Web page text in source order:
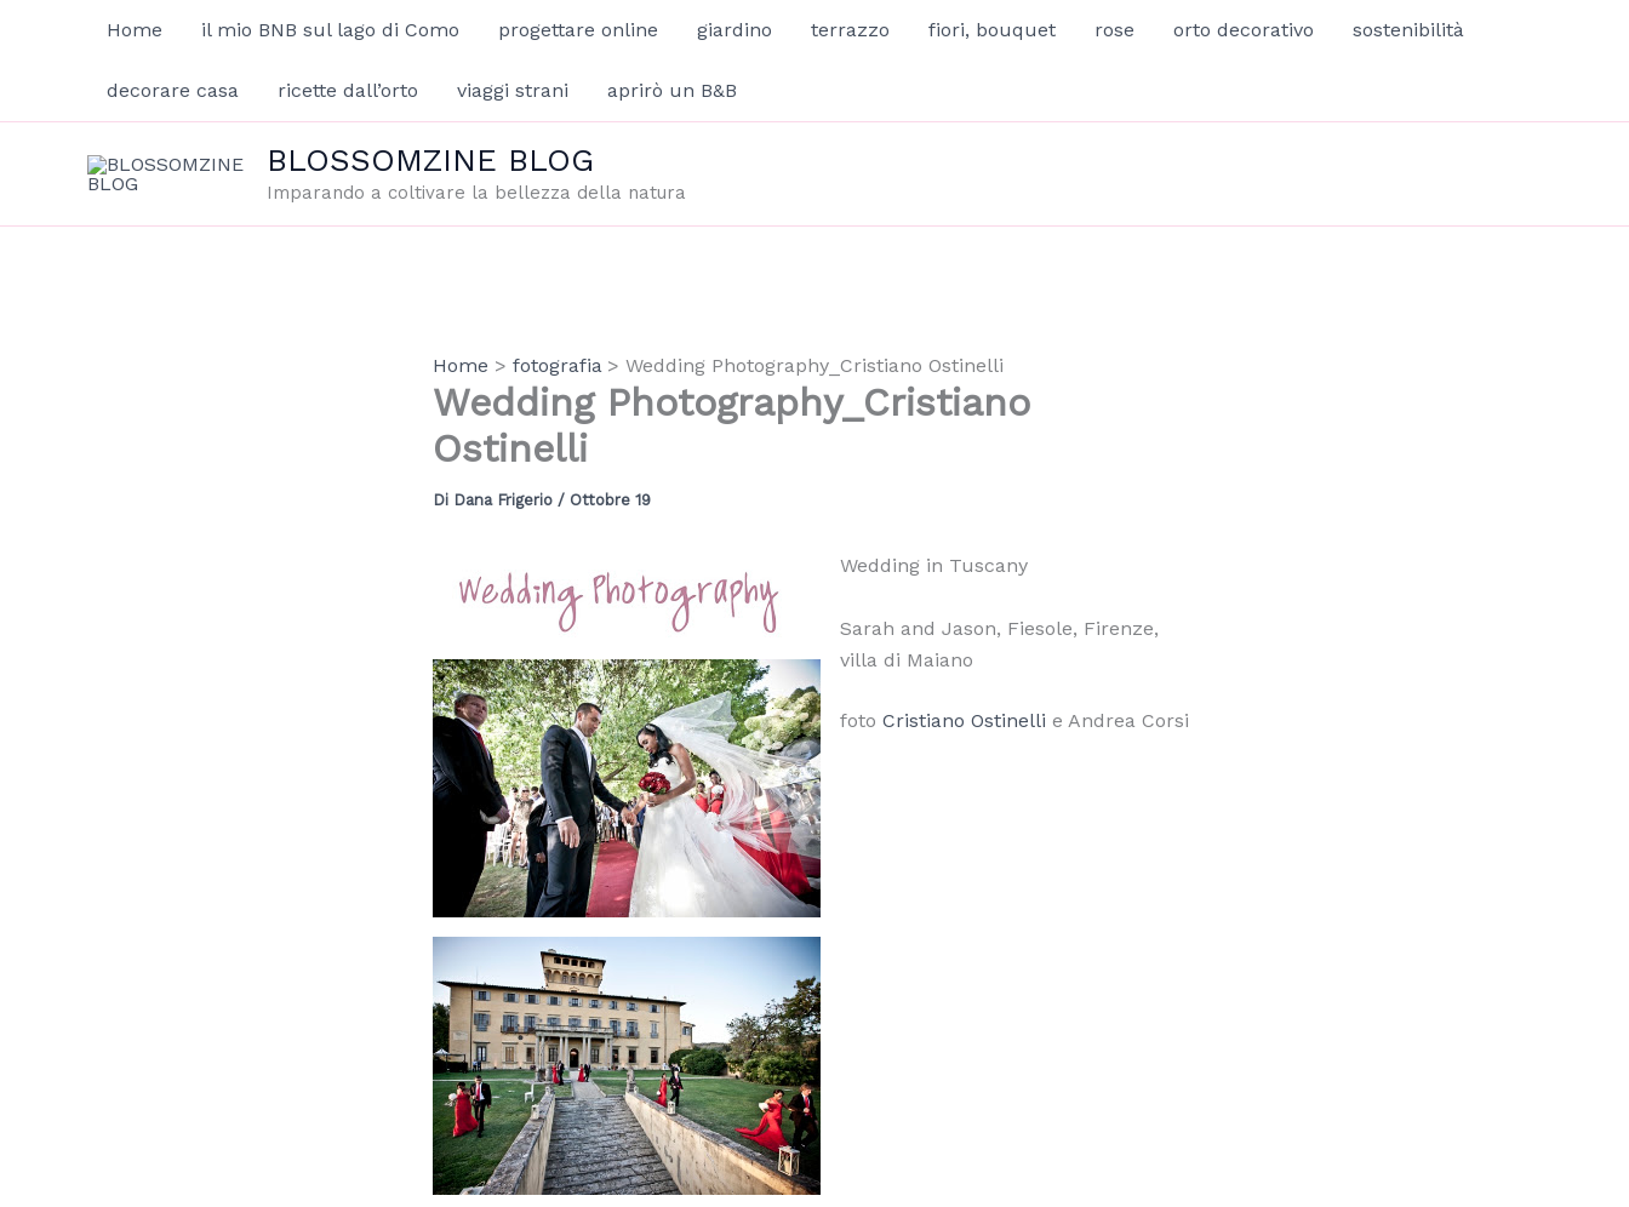
Home il mio BNB sul lago di Como progettare online giardino terrazzo fiori, bouquet rose orto decorativo sostenibilità
decorare casa ricette dall’orto viaggi strani aprirò un B&B
BLOSSOMZINE BLOG
Imparando a coltivare la bellezza della natura
Home fotografia Wedding Photography_Cristiano Ostinelli
Wedding Photography_Cristiano
Ostinelli
Di Dana Frigerio / Ottobre 19
Wedding in Tuscany
Sarah and Jason, Fiesole, Firenze,
villa di Maiano
foto Cristiano Ostinelli e Andrea Corsi